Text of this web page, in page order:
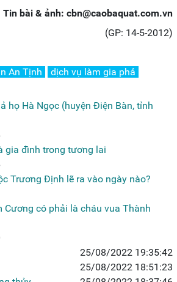
Tin bài & ảnh: cbn@caobaquat.com.vn
(GP: 14-5-2012)
An Tịnh dịch vụ làm gia phả
họ Hà Ngọc (huyện Điện Bàn, tỉnh
gia đình trong tương lai
Trương Định lẽ ra vào ngày nào?
Cương có phải là cháu vua Thành
25/08/2022 19:35:42
25/08/2022 18:51:23